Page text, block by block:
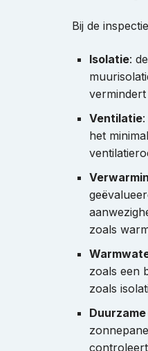
Bij de
Isolatie:
Ventilatie
het
zoals
zoals een
zoals